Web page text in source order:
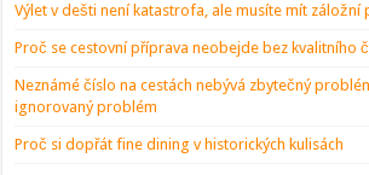
Výlet v dešti není katastrofa, ale musíte mít záložní
Proč se cestovní příprava neobejde bez kvalitního
Neznámé číslo na cestách nebývá zbytečný
ignorovaný problém
Proč si dopřát fine dining v historických kulisách